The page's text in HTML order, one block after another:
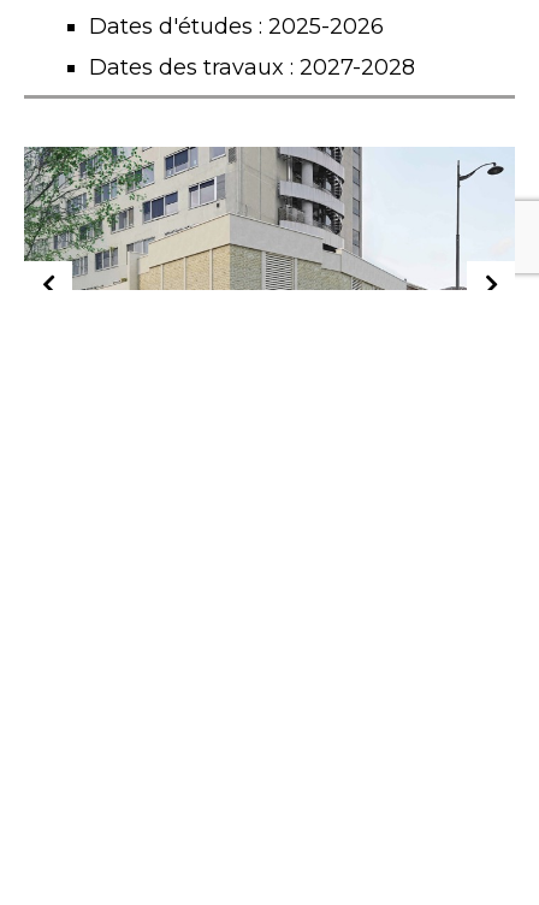
Dates d'études : 2025-2026
Dates des travaux : 2027-2028